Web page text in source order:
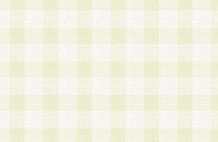
かじめ会員の同意を得たうえで利用するものとし
a.本サービスの実施または運営
b.本サービスに係る謝礼、景品、調査サンプル品
c.会員からの電話、メール等の問い合わせなどへ
d.その他これらに付随する業務
2.当社は、会員個人を識別することのできる情報
会員情報を本人の承諾なく第三者に開示すること
人を識別できる情報について第三者に開示または
社は事前に会員本人の同意を得るものとします。